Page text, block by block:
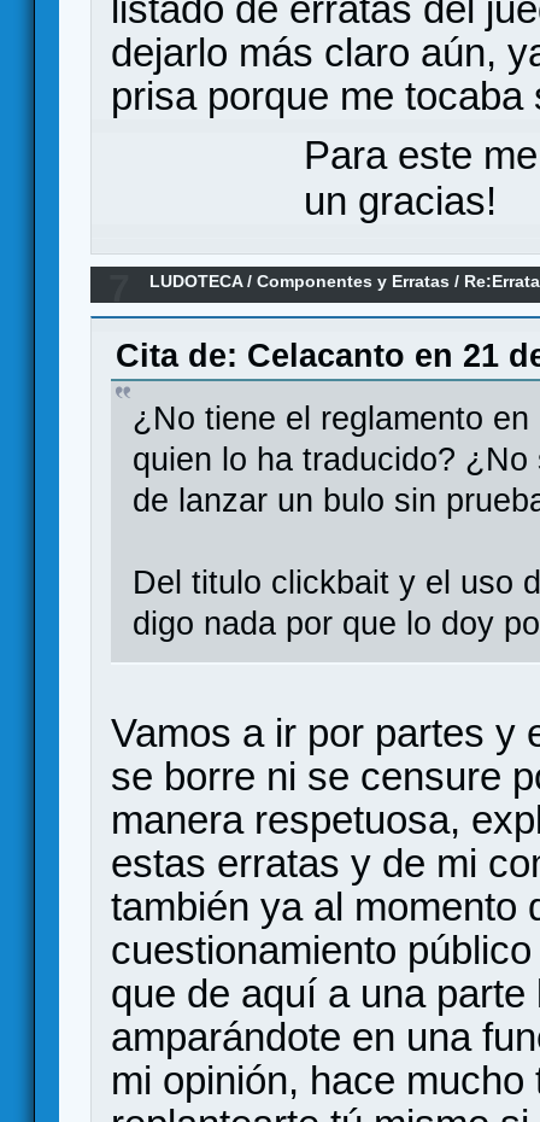
dejarlo más claro aún,
prisa porque me
Para este
un gracias!
LUDOTECA/Componentes y Erratas /
Cita de: Celacanto en 21
¿No tiene el reglamento
quien lo ha traducido?
de lanzar un bulo sin
Del titulo clickbait y el uso
digo nada por que lo doy
Vamos a ir por partes y
se borre ni se censure
manera respetuosa,
estas erratas y de mi
también ya al momento
cuestionamiento
que de aquí a una
amparándote en una
mi opinión, hace